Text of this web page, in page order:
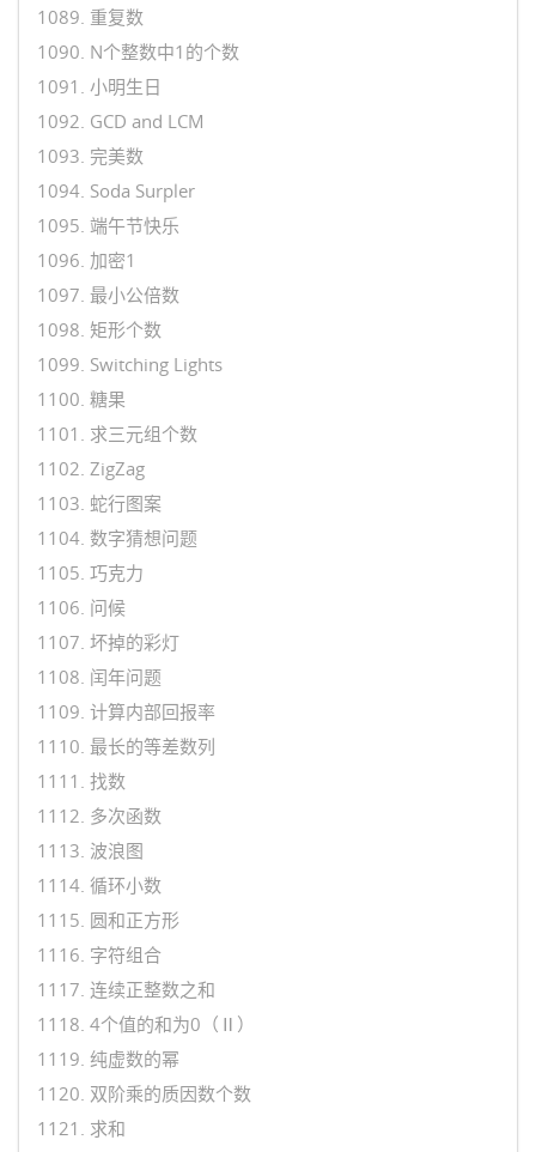
1089. 重复数
1090. N个整数中1的个数
1091. 小明生日
1092. GCD and LCM
1093. 完美数
1094. Soda Surpler
1095. 端午节快乐
1096. 加密1
1097. 最小公倍数
1098. 矩形个数
1099. Switching Lights
1100. 糖果
1101. 求三元组个数
1102. ZigZag
1103. 蛇行图案
1104. 数字猜想问题
1105. 巧克力
1106. 问候
1107. 坏掉的彩灯
1108. 闰年问题
1109. 计算内部回报率
1110. 最长的等差数列
1111. 找数
1112. 多次函数
1113. 波浪图
1114. 循环小数
1115. 圆和正方形
1116. 字符组合
1117. 连续正整数之和
1118. 4个值的和为0（Ⅱ）
1119. 纯虚数的幂
1120. 双阶乘的质因数个数
1121. 求和